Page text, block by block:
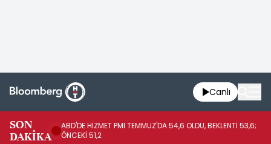
Canlı
SON
DAKİKA
ABD'DE HİZMET PMI TEMMUZ'DA 54,6 OLDU, BEKLENTİ 53,6;
ÖNCEKİ 51,2